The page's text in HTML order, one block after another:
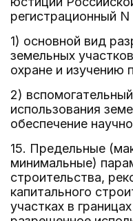
регистрационный
1) основной вид
земельных
охране и изучению
2)
использования
обеспечение
15. Предельные
минимальные)
строительства,
капитального
участках в